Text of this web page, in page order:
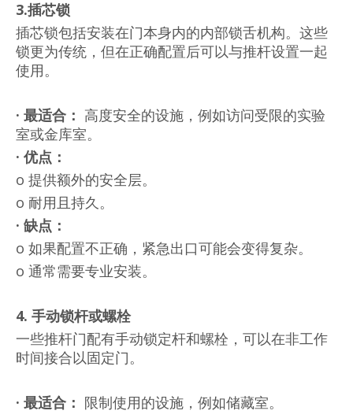
3.插芯锁
插芯锁包括安装在门本身内的内部锁舌机构。这些
锁更为传统，但在正确配置后可以与推杆设置一起
使用。
· 最适合： 高度安全的设施，例如访问受限的实验
室或金库室。
· 优点：
o 提供额外的安全层。
o 耐用且持久。
· 缺点：
o 如果配置不正确，紧急出口可能会变得复杂。
o 通常需要专业安装。
4. 手动锁杆或螺栓
一些推杆门配有手动锁定杆和螺栓，可以在非工作
时间接合以固定门。
· 最适合： 限制使用的设施，例如储藏室。